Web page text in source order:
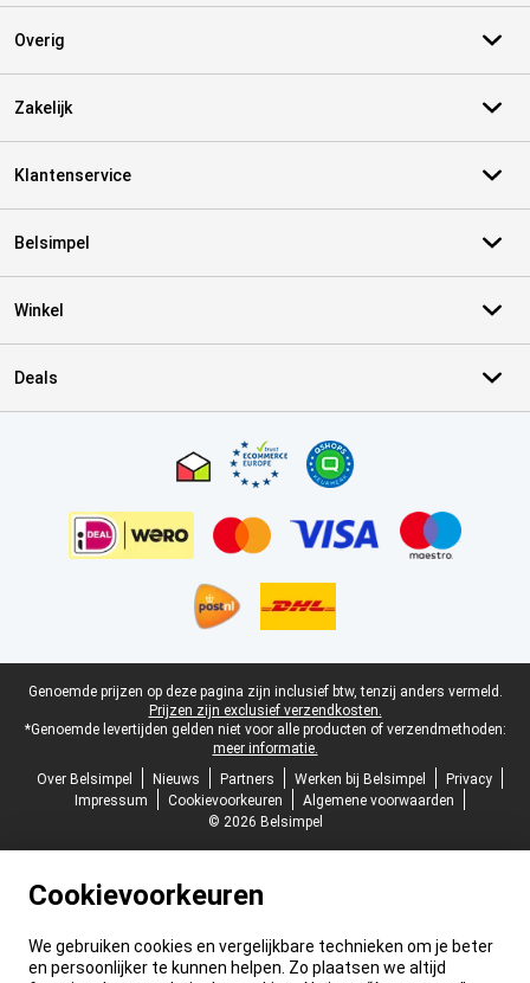
Overig
Zakelijk
Klantenservice
Belsimpel
Winkel
Deals
Juridische voettekst
Genoemde prijzen op deze pagina zijn inclusief btw, tenzij anders vermeld.
Prijzen zijn exclusief verzendkosten.
*Genoemde levertijden gelden niet voor alle producten of verzendmethoden:
meer informatie.
Over Belsimpel
Nieuws Partners Werken bij Belsimpel
Privacy
Impressum
Cookievoorkeuren
Algemene voorwaarden
© 2026 Belsimpel
Cookievoorkeuren
We gebruiken cookies en vergelijkbare technieken om je beter
en persoonlijker te kunnen helpen. Zo plaatsen we altijd